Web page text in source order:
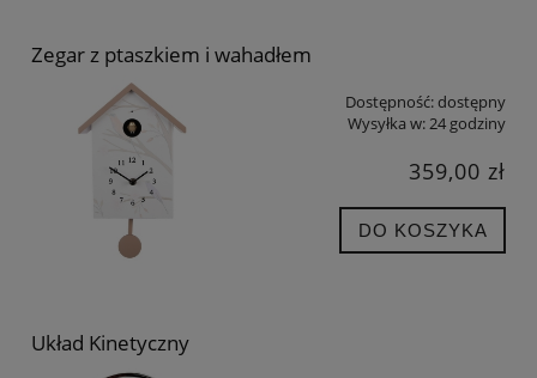
Zegar z ptaszkiem i wahadłem
Dostępność:dostępny
Wysyłka w:24 godziny
359,00 zł
DO KOSZYKA
Układ Kinetyczny